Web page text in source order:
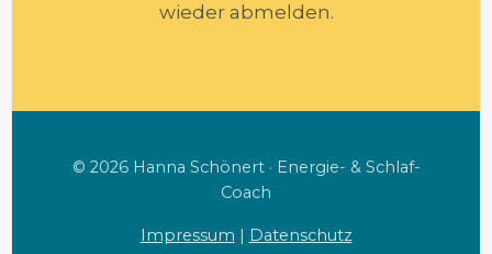
wieder abmelden.
© 2026 Hanna Schönert · Energie- & Schlaf-
Coach
Impressum | Datenschutz